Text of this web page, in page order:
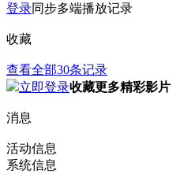
登录同步多端播放记录
收藏
查看全部30条记录
立即登录收藏更多精彩影片
消息
活动信息
系统信息